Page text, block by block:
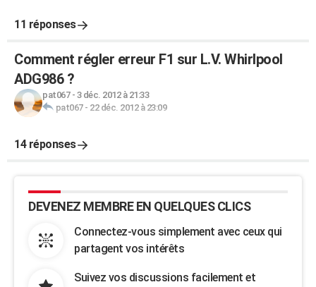
11 réponses
Comment régler erreur F1 sur L.V. Whirlpool
ADG986 ?
pat067- 3 déc. 2012 à 21:33
pat067- 22 déc. 2012 à 23:09
14 réponses
DEVENEZ MEMBRE EN QUELQUES CLICS
Connectez-vous simplement avec ceux qui
partagent vos intérêts
Suivez vos discussions facilement et